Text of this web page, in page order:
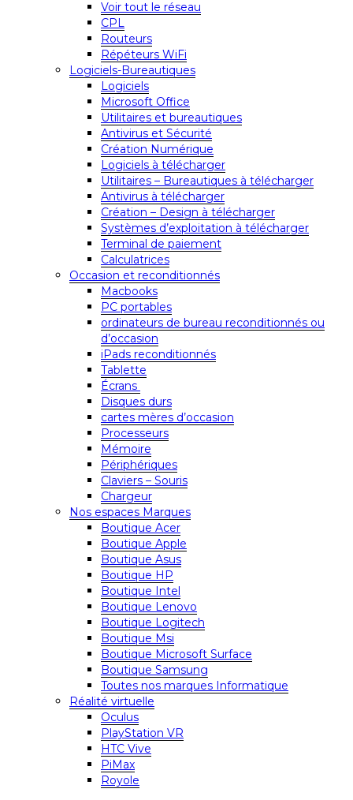
Voir tout le réseau
CPL
Routeurs
Répéteurs WiFi
Logiciels-Bureautiques
Logiciels
Microsoft Office
Utilitaires et bureautiques
Antivirus et Sécurité
Création Numérique
Logiciels à télécharger
Utilitaires – Bureautiques à télécharger
Antivirus à télécharger
Création – Design à télécharger
Systèmes d’exploitation à télécharger
Terminal de paiement
Calculatrices
Occasion et reconditionnés
Macbooks
PC portables
ordinateurs de bureau reconditionnés ou
d’occasion
iPads reconditionnés
Tablette
Écrans
Disques durs
cartes mères d’occasion
Processeurs
Mémoire
Périphériques
Claviers – Souris
Chargeur
Nos espaces Marques
Boutique Acer
Boutique Apple
Boutique Asus
Boutique HP
Boutique Intel
Boutique Lenovo
Boutique Logitech
Boutique Msi
Boutique Microsoft Surface
Boutique Samsung
Toutes nos marques Informatique
Réalité virtuelle
Oculus
PlayStation VR
HTC Vive
PiMax
Royole